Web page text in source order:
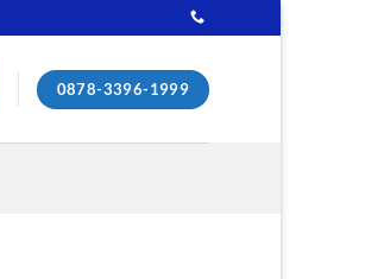
0878-3396-1999